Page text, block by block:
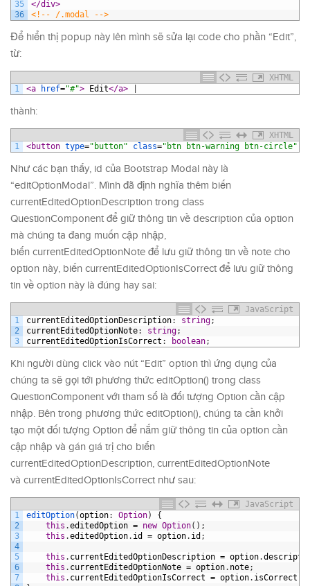
35
36
</div>
<!-- /.modal -->
Để hiển thị popup này lên mình sẽ sửa lại code cho phần “Edit”,
từ:
XHTML
1
<a href="#"> Edit</a>
thành:
XHTML
1
<button type="button" class="btn btn-warning btn-circle"
Như các bạn thấy, id của Bootstrap Modal này là
“editOptionModal”. Mình đã định nghĩa thêm biến
currentEditedOptionDescription trong class
QuestionComponent để giữ thông tin về description của option
mà chúng ta đang muốn cập nhập,
biến currentEditedOptionNote để lưu giữ thông tin về note cho
option này, biến currentEditedOptionIsCorrect để lưu giữ thông
tin về option này là đúng hay sai:
JavaScript
1
2
3
currentEditedOptionDescription: string;
currentEditedOptionNote: string;
currentEditedOptionIsCorrect : boolean;
Khi người dùng click vào nút “Edit” option thì ứng dụng của
chúng ta sẽ gọi tới phương thức editOption() trong class
QuestionComponent với tham số là đối tượng Option cần cập
nhập. Bên trong phương thức editOption(), chúng ta cần khởi
tạo một đối tượng Option để nắm giữ thông tin của option cần
cập nhập và gán giá trị cho biến
currentEditedOptionDescription, currentEditedOptionNote
và currentEditedOptionIsCorrect như sau:
JavaScript
1
2
3
4
5
6
7
editOption(option: Option)
{
this .editedOption = new Option( ) ;
this .editedOption. id = option. id ;
this . currentEditedOptionDescription = option.
this . currentEditedOptionNote = option. note;
this . currentEditedOptionIsCorrect = option. isCorrect